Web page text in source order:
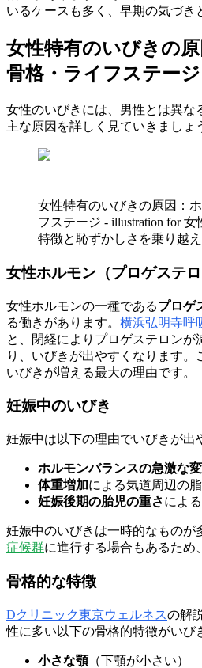
いるケースも多く、早期の気づき
女性特有のいびきの
骨格・ライフステージ
女性のいびきには、男性とは異な
主な原因を詳しく見ていきましょ
女性特有のいびきの原因：
フステージ - illustration for 女
特徴と恥ずかしさを乗り越
女性ホルモン（プロゲステ
女性ホルモンの一種であるプロゲ
る働きがあります。 横浜弘明寺呼
と、閉経によりプロゲステロンが
り、いびきが出やすくなります。
いびきが増える最大の理由です。
妊娠中のいびき
妊娠中は以下の理由でいびきが出
ホルモンバランスの急激な
体重増加による気道周辺の
妊娠後期の胎児の重さによ
妊娠中のいびきは一時的なものが
症候群に進行する場合もあるため
骨格的な特徴
Dクリニック東京ウェルネスの解
性に多い以下の骨格的特徴がいび
小さな顎（下顎が小さい）